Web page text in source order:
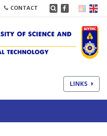
CONTACT
LINKS